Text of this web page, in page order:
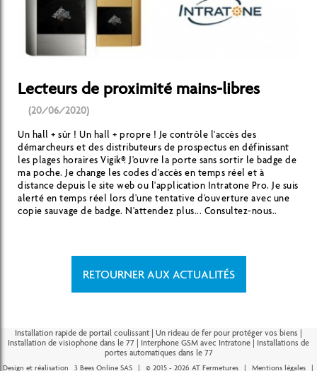
Lecteurs de proximité mains-libres
(20/06/2020)
Un hall + sûr ! Un hall + propre ! Je contrôle l'accès des
démarcheurs et des distributeurs de prospectus en définissant
les plages horaires Vigik®. J'ouvre la porte sans sortir le badge de
ma poche. Je change les codes d'accès en temps réel et à
distance depuis le site web ou l'application Intratone Pro. Je suis
alerté en temps réel lors d'une tentative d'ouverture avec une
copie sauvage de badge. N'attendez plus... Consultez-nous..
RETOURNER AUX ACTUALITÉS
Installation rapide de portail coulissant | Un rideau de fer pour protéger vos biens |
Installation de visiophone dans le 77 | Interphone GSM avec Intratone | Installations de
portes automatiques dans le 77
Design et réalisation 3 Bees Online SAS | © 2015 - 2026 AT Fermetures | Mentions légales |